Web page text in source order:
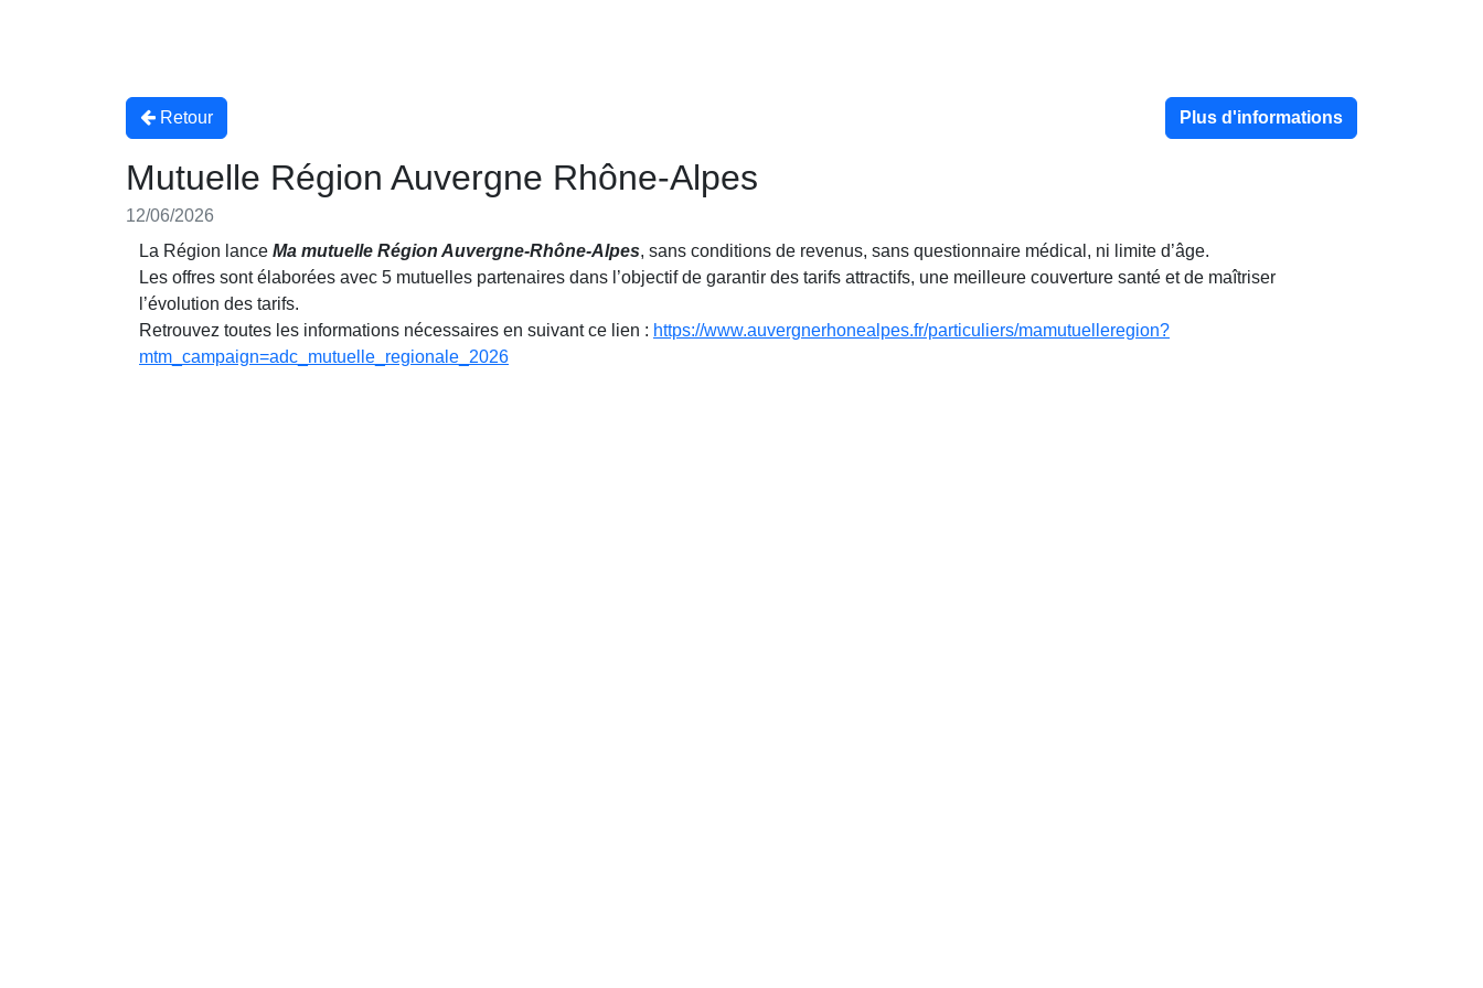
Retour Plus d'informations
Mutuelle Région Auvergne Rhône-Alpes
12/06/2026
La Région lance Ma mutuelle Région Auvergne-Rhône-Alpes, sans conditions de revenus, sans questionnaire médical, ni limite d’âge.
Les offres sont élaborées avec 5 mutuelles partenaires dans l’objectif de garantir des tarifs attractifs, une meilleure couverture santé et de maîtriser
l’évolution des tarifs.
Retrouvez toutes les informations nécessaires en suivant ce lien : https://www.auvergnerhonealpes.fr/particuliers/mamutuelleregion?
mtm_campaign=adc_mutuelle_regionale_2026